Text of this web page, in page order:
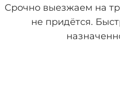
Срочно выезжаем на
не придётся.